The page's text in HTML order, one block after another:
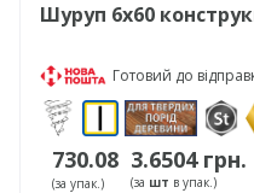
Шуруп 6х60
Готовий до
730.08
(за упак.)
3.6504 грн.
(за шт в упак.)